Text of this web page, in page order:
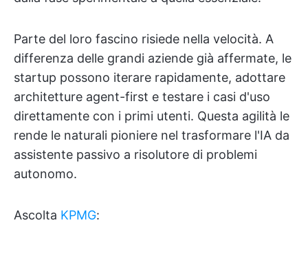
Parte del loro fascino risiede nella velocità. A
differenza delle grandi aziende già affermate, le
startup possono iterare rapidamente, adottare
architetture agent-first e testare i casi d'uso
direttamente con i primi utenti. Questa agilità le
rende le naturali pioniere nel trasformare l'IA da
assistente passivo a risolutore di problemi
autonomo.
Ascolta KPMG: